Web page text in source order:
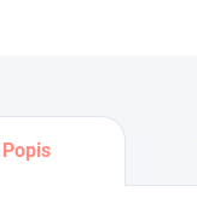
Popis